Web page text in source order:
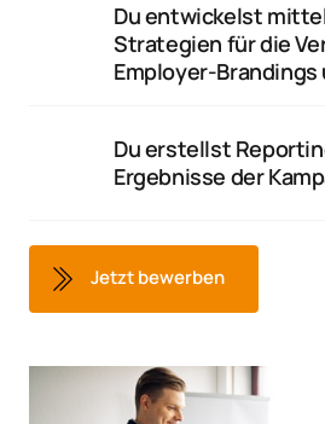
Du entwickelst
Strategien für die
Employer-Brandings
Du erstellst
Ergebnisse der
Jetzt bewerben